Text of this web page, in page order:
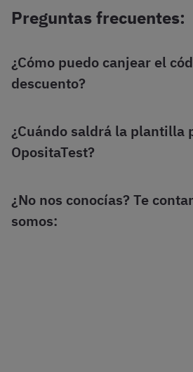
Preguntas frecuentes:
¿Cómo puedo canjear el
descuento?
¿Cuándo saldrá la plantilla
OpositaTest?
¿No nos conocías? Te
somos: